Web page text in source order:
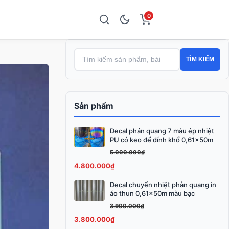
0
TÌM KIẾM
Sản phẩm
Decal phản quang 7 màu ép nhiệt
PU có keo đế dính khổ 0,61x50m
5.000.000₫
Giá
gốc
5.000.000₫.
4.800.000₫
Giá
hiện
là:
4.800.000₫.Decal chuyển nhiệt phản quang in
áo thun 0,61x50m màu bạc
3.900.000₫
Giá
gốc
3.900.000₫.
3.800.000₫
Giá
hiện
là: